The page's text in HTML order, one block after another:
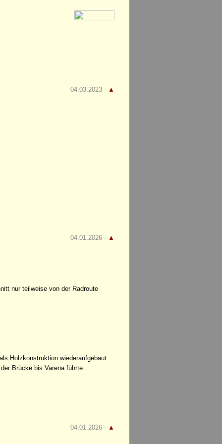
04.03.2023 - ▲
04.01.2026 - ▲
nur teilweise von der Radroute
Holzkonstruktion wiederaufgebaut
Brücke bis Varena führte.
04.01.2026 - ▲